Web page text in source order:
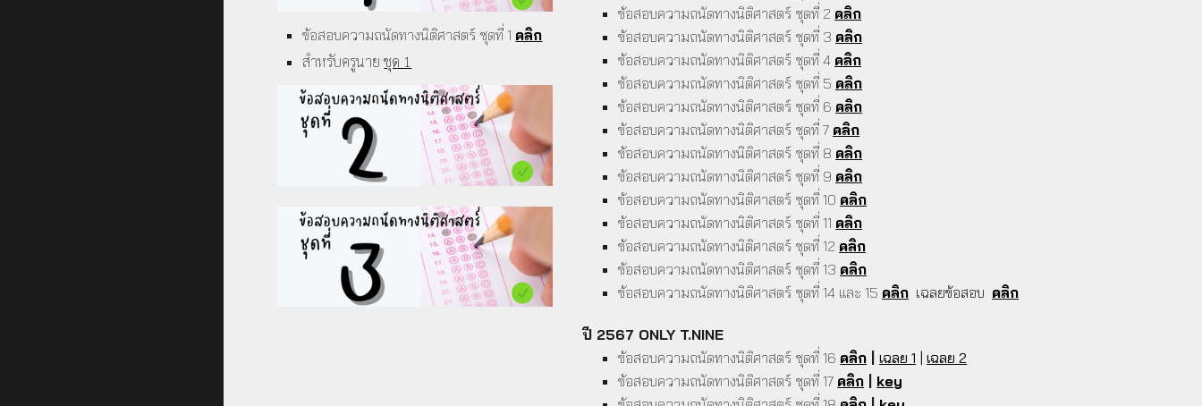
ข้อสอบความถนัดทางนิติศาสตร์ ชุดที่ 1 คลิก
สำหรับครูนายชุด 1
ข้อสอบความถนัดทางนิติศาสตร์ ชุดที่ 2 คลิก
ข้อสอบความถนัดทางนิติศาสตร์ ชุดที่ 3 คลิก
ข้อสอบความถนัดทางนิติศาสตร์ ชุดที่ 4 คลิก
ข้อสอบความถนัดทางนิติศาสตร์ ชุดที่ 5 คลิก
ข้อสอบความถนัดทางนิติศาสตร์ ชุดที่ 6 คลิก
ข้อสอบความถนัดทางนิติศาสตร์ ชุดที่ 7 คลิก
ข้อสอบความถนัดทางนิติศาสตร์ ชุดที่ 8 คลิก
ข้อสอบความถนัดทางนิติศาสตร์ ชุดที่ 9 คลิก
ข้อสอบความถนัดทางนิติศาสตร์ ชุดที่ 10 คลิก
ข้อสอบความถนัดทางนิติศาสตร์ ชุดที่ 11 คลิก
ข้อสอบความถนัดทางนิติศาสตร์ ชุดที่ 12 คลิก
ข้อสอบความถนัดทางนิติศาสตร์ ชุดที่ 13 คลิก
ข้อสอบความถนัดทางนิติศาสตร์ ชุดที่ 14 และ 15 คลิก เฉลยข้อสอบ คลิก
ปี 2567 ONLY T.NINE
ข้อสอบความถนัดทางนิติศาสตร์ ชุดที่ 16 คลิก |เฉลย 1 |เฉลย 2
ข้อสอบความถนัดทางนิติศาสตร์ ชุดที่ 17 คลิก
key